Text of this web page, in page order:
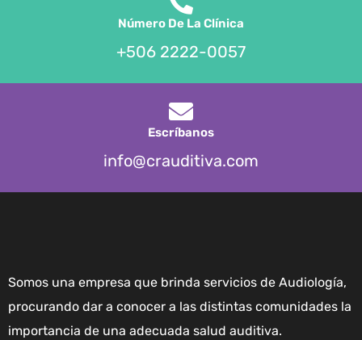
Número De La Clínica
+506 2222-0057
Escríbanos
info@crauditiva.com
Somos una empresa que brinda servicios de Audiología,
procurando dar a conocer a las distintas comunidades la
importancia de una adecuada salud auditiva.